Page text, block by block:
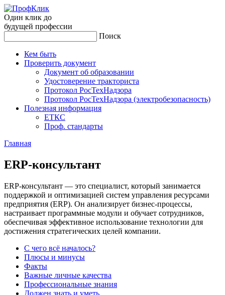
Один клик до
будущей профессии
Поиск
Кем быть
Проверить документ
Документ об образовании
Удостоверение тракториста
Протокол РосТехНадзора
Протокол РосТехНадзора (электробезопасность)
Полезная информация
ЕТКС
Проф. стандарты
Главная
ERP-кон­суль­тант
ERP-консультант — это специалист, который занимается
поддержкой и оптимизацией систем управления ресурсами
предприятия (ERP). Он анализирует бизнес-процессы,
настраивает программные модули и обучает сотрудников,
обеспечивая эффективное использование технологии для
достижения стратегических целей компании.
С чего всё началось?
Плюсы и минусы
Факты
Важные личные качества
Профессиональные знания
Должен знать и уметь